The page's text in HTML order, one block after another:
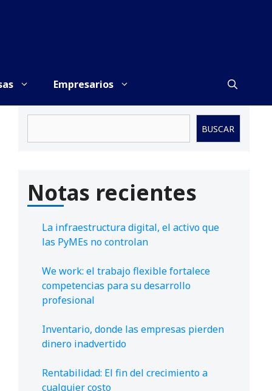
Empresarios
BUSCAR
Notas recientes
La infraestructura digital, el activo que
las PyMEs no controlan
We work: el trabajo flexible fortalece
competencias para su desarrollo
profesional
Inventario, donde las empresas pierden
dinero inadvertido
Rentabilidad: El fin del crecimiento a
cualquier costo